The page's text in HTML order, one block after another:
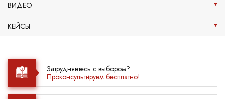
ВИДЕО
КЕЙСЫ
Затрудняетесь с выбором?
Проконсультируем бесплатно!